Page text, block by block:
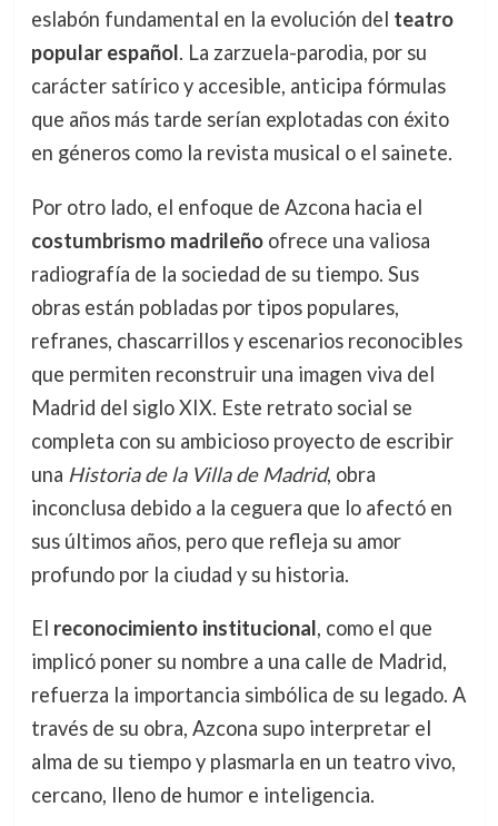
eslabón fundamental en la evolución del teatro
popular español. La zarzuela-parodia, por su
carácter satírico y accesible, anticipa fórmulas
que años más tarde serían explotadas con éxito
en géneros como la revista musical o el sainete.
Por otro lado, el enfoque de Azcona hacia el
costumbrismo madrileñoofrece una valiosa
radiografía de la sociedad de su tiempo. Sus
obras están pobladas por tipos populares,
refranes, chascarrillos y escenarios reconocibles
que permiten reconstruir una imagen viva del
Madrid del siglo XIX. Este retrato social se
completa con su ambicioso proyecto de escribir
una Historia de la Villa de Madrid, obra
inconclusa debido a la ceguera que lo afectó en
sus últimos años, pero que refleja su amor
profundo por la ciudad y su historia.
El reconocimiento institucional, como el que
implicó poner su nombre a una calle de Madrid,
refuerza la importancia simbólica de su legado. A
través de su obra, Azcona supo interpretar el
alma de su tiempo y plasmarla en un teatro vivo,
cercano, lleno de humor e inteligencia.